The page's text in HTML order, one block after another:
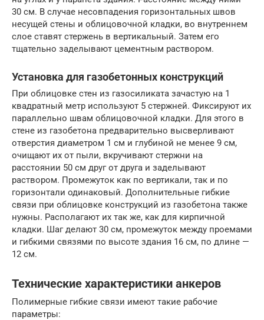
30 см. В случае несовпадения горизонтальных швов
несущей стены и облицовочной кладки, во внутреннем
слое ставят стержень в вертикальный. Затем его
тщательно заделывают цементным раствором.
Установка для газобетонных конструкций
При облицовке стен из газосиликата зачастую на 1
квадратный метр используют 5 стержней. Фиксируют их
параллельно швам облицовочной кладки. Для этого в
стене из газобетона предварительно высверливают
отверстия диаметром 1 см и глубиной не менее 9 см,
очищают их от пыли, вкручивают стержни на
расстоянии 50 см друг от друга и заделывают
раствором. Промежуток как по вертикали, так и по
горизонтали одинаковый. Дополнительные гибкие
связи при облицовке конструкций из газобетона также
нужны. Располагают их так же, как для кирпичной
кладки. Шаг делают 30 см, промежуток между проемами
и гибкими связями по высоте здания 16 см, по длине —
12 см.
Технические характеристики анкеров
Полимерные гибкие связи имеют такие рабочие
параметры: